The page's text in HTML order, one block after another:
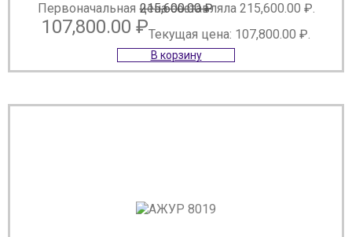
215,600.00₽
Первоначальная цена составляла 215,600.00 ₽.
107,800.00 ₽Текущая цена: 107,800.00 ₽.
В корзину